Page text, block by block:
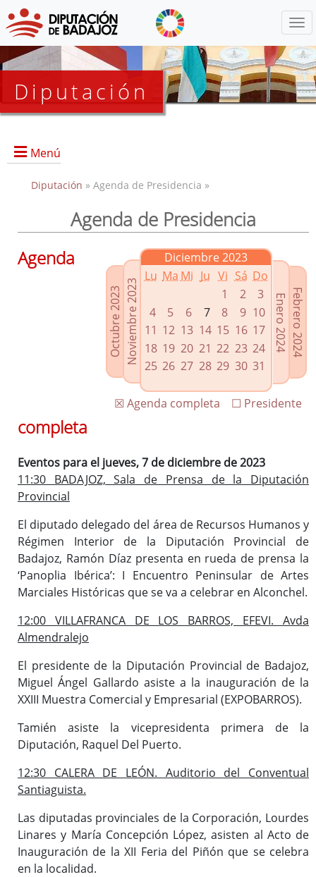
Diputación
Menú
Presidencia
Grupos Políticos
Enlaces relacionados
Agenda de Presidencia
Plenos provinciales y Juntas de gobierno
Oficina de Proyectos Europeos
Diputación » Agenda de Presidencia »
Agenda de Presidencia
Octubre 2023Noviembre 2023
Diciembre 2023
Lu Ma Mi Ju Vi Sá Do
1
2
3
4
5 6 7 8 9 10
11 12 13 14 15 16 17
18 19 20 21 22 23 24
25 26 27 28 29 30 31
Febrero 2024
Enero 2024
☐ Presidente
☒ Agenda completa
Agenda
completa
Eventos para el jueves, 7 de diciembre de 2023
11:30 BADAJOZ, Sala de Prensa de la Diputación
Provincial
El diputado delegado del área de Recursos Humanos y
Régimen Interior de la Diputación Provincial de
Badajoz, Ramón Díaz presenta en rueda de prensa la
‘Panoplia Ibérica’: I Encuentro Peninsular de Artes
Marciales Históricas que se va a celebrar en Alconchel.
12:00 VILLAFRANCA DE LOS BARROS, EFEVI. Avda
Almendralejo
El presidente de la Diputación Provincial de Badajoz,
Miguel Ángel Gallardo asiste a la inauguración de la
XXIII Muestra Comercial y Empresarial (EXPOBARROS).
Tamién asiste la vicepresidenta primera de la
Diputación, Raquel Del Puerto.
12:30 CALERA DE LEÓN. Auditorio del Conventual
Santiaguista.
Las diputadas provinciales de la Corporación, Lourdes
Linares y María Concepción López, asisten al Acto de
Inauguración de la XII Feria del Piñón que se celebra
en la localidad.